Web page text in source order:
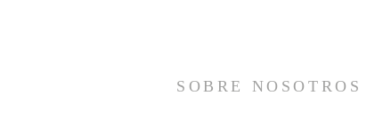
SOBRE NOSOTROS